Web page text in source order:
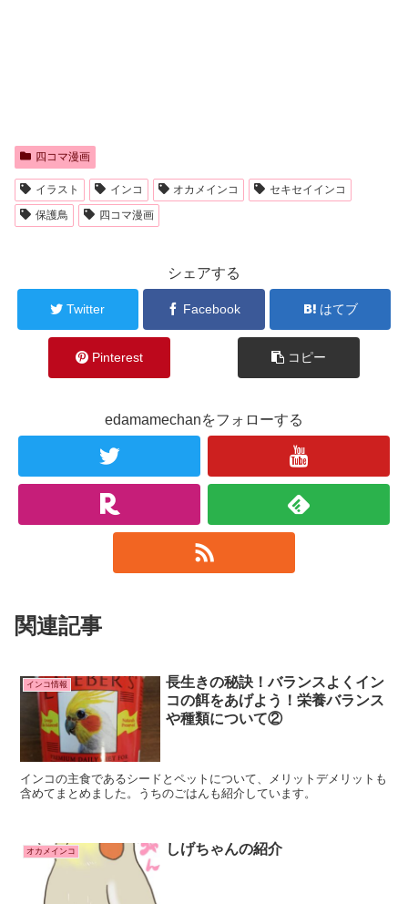
四コマ漫画
イラスト インコ オカメインコ
セキセイインコ
保護鳥
四コマ漫画
シェアする
Twitter Facebook はてブ
Pinterest コピー
edamamechanをフォローする
関連記事
インコ情報
長生きの秘訣！バランスよくイン
コの餌をあげよう！栄養バランス
や種類について②
インコの主食であるシードとペットについて、メリットデメリットも
含めてまとめました。うちのごはんも紹介しています。
オカメインコ しげちゃんの紹介